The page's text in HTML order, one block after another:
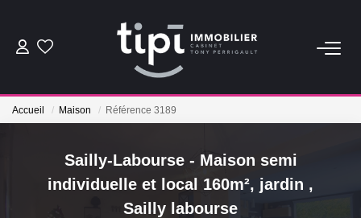
ACHETER
Nos Biens Locations
Nos Biens Loués
Accueil Maison Référence 3189
Sailly-Labourse - Maison semi
individuelle et local 160m², jardin ,
Sailly labourse